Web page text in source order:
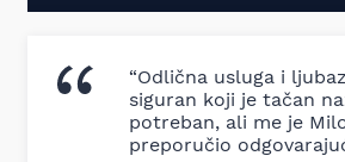
“Odlična usluga i
siguran koji je tačan
potreban, ali me je
preporučio